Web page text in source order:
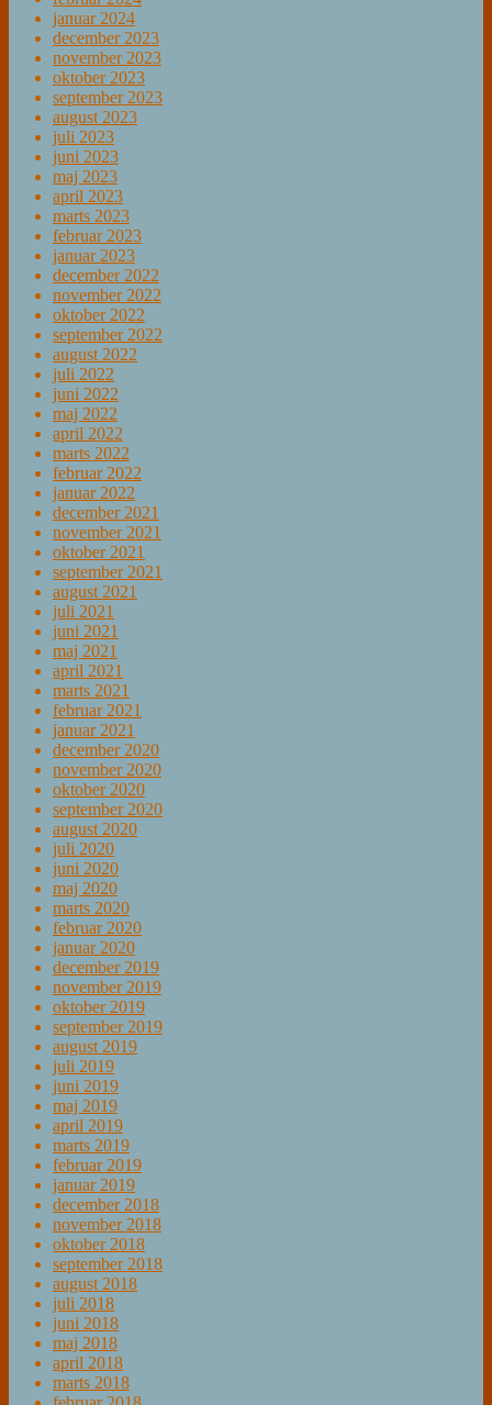
januar 2024
december 2023
november 2023
oktober 2023
september 2023
august 2023
juli 2023
juni 2023
maj 2023
april 2023
marts 2023
februar 2023
januar 2023
december 2022
november 2022
oktober 2022
september 2022
august 2022
juli 2022
juni 2022
maj 2022
april 2022
marts 2022
februar 2022
januar 2022
december 2021
november 2021
oktober 2021
september 2021
august 2021
juli 2021
juni 2021
maj 2021
april 2021
marts 2021
februar 2021
januar 2021
december 2020
november 2020
oktober 2020
september 2020
august 2020
juli 2020
juni 2020
maj 2020
marts 2020
februar 2020
januar 2020
december 2019
november 2019
oktober 2019
september 2019
august 2019
juli 2019
juni 2019
maj 2019
april 2019
marts 2019
februar 2019
januar 2019
december 2018
november 2018
oktober 2018
september 2018
august 2018
juli 2018
juni 2018
maj 2018
april 2018
marts 2018